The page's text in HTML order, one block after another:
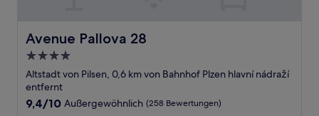
Avenue Pallova 28
Avenue Pallova 28
4.0-
Sterne-
Unterkunft
Altstadt von Pilsen, 0,6 km von Bahnhof Plzen hlavní nádraží
entfernt
9.4
9,4/10 Außergewöhnlich (258 Bewertungen)